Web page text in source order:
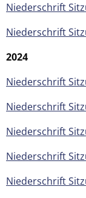
Niederschrift
Niederschrift
2024
Niederschrift
Niederschrift
Niederschrift
Niederschrift
Niederschrift